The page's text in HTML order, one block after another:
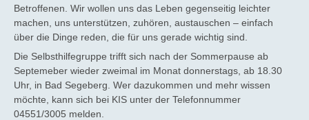
Betroffenen. Wir wollen uns das Leben gegenseitig leichter
machen, uns unterstützen, zuhören, austauschen – einfach
über die Dinge reden, die für uns gerade wichtig sind.
Die Selbsthilfegruppe trifft sich nach der Sommerpause ab
Septemeber wieder zweimal im Monat donnerstags, ab 18.30
Uhr, in Bad Segeberg. Wer dazukommen und mehr wissen
möchte, kann sich bei KIS unter der Telefonnummer
04551/3005 melden.